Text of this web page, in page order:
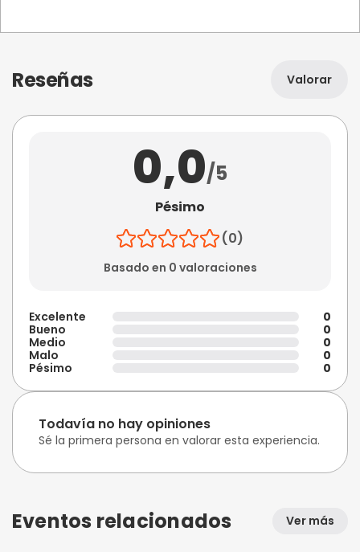
Reseñas Valorar
0,0/5
Pésimo
(0)
Basado en 0 valoraciones
Excelente
0
Bueno
0
Medio
0
Malo
0
Pésimo
0
Todavía no hay opiniones
Sé la primera persona en valorar esta experiencia.
Eventos relacionados Ver más